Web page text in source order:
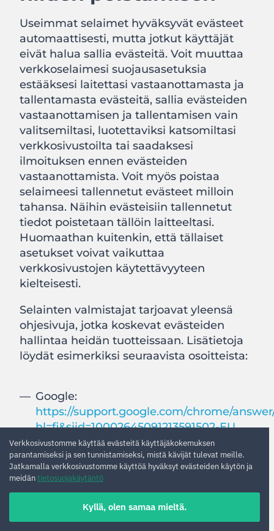
Useimmat selaimet hyväksyvät evästeet
automaattisesti, mutta jotkut käyttäjät
eivät halua sallia evästeitä. Voit muuttaa
verkkoselaimesi suojausasetuksia
estääksesi laitettasi vastaanottamasta ja
tallentamasta evästeitä, sallia evästeiden
vastaanottamisen ja tallentamisen vain
valitsemiltasi, luotettaviksi katsomiltasi
verkkosivustoilta tai saadaksesi
ilmoituksen ennen evästeiden
vastaanottamista. Voit myös poistaa
selaimeesi tallennetut evästeet milloin
tahansa. Näihin evästeisiin tallennetut
tiedot poistetaan tällöin laitteeltasi.
Huomaathan kuitenkin, että tällaiset
asetukset voivat vaikuttaa
verkkosivustojen käytettävyyteen
kielteisesti.
Selainten valmistajat tarjoavat yleensä
ohjesivuja, jotka koskevat evästeiden
hallintaa heidän tuotteissaan. Lisätietoja
löydät esimerkiksi seuraavista osoitteista:
Google:
https://support.google.com/chrome/
hl=fi&sjid=10002645091213591502-EU
Internet Explorer:
https://support.microsoft.com/fi-
FI/topic/description-of-cookies-
ad01aa7e-66c9-8ab2-7898-
6652c100999d
Verkkosivustomme käyttää evästeitä käyttäjäkokemuksen
parantamiseksi ja sen tunnistamiseksi, mistä kävijät tulevat meille.
Jatkamalla verkkosivustomme käyttöä hyväksyt evästeiden käytön ja
meidäntietosuojakäytäntö
Kyllä, olen samaa mieltä.